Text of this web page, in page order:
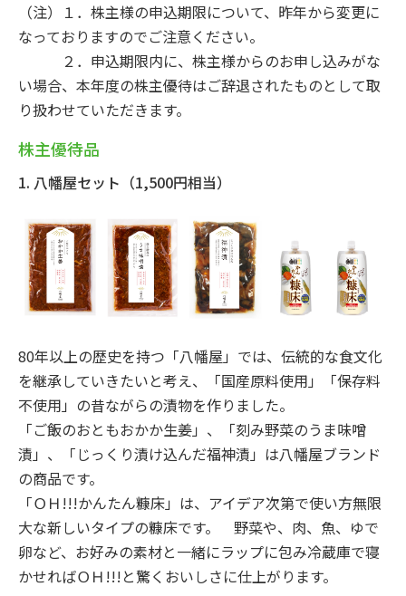
（注）１．株主様の申込期限について、昨年から変更に
なっておりますのでご注意ください。
２．申込期限内に、株主様からのお申し込みがな
い場合、本年度の株主優待はご辞退されたものとして取
り扱わせていただきます。
株主優待品
1. 八幡屋セット（1,500円相当）
80年以上の歴史を持つ「八幡屋」では、伝統的な食文化
を継承していきたいと考え、「国産原料使用」「保存料
不使用」の昔ながらの漬物を作りました。
「ご飯のおともおかか生姜」、「刻み野菜のうま味噌
漬」、「じっくり漬け込んだ福神漬」は八幡屋ブランド
の商品です。
「ＯＨ!!!かんたん糠床」は、アイデア次第で使い方無限
大な新しいタイプの糠床です。 野菜や、肉、魚、ゆで
卵など、お好みの素材と一緒にラップに包み冷蔵庫で寝
かせればＯＨ!!!と驚くおいしさに仕上がります。